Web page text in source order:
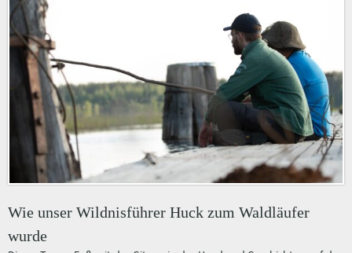
Wie unser Wildnisführer Huck zum Waldläufer
wurde